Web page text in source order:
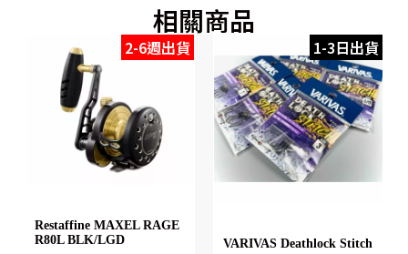
相關商品
2-6週出貨
Restaffine MAXEL RAGE
R80L BLK/LGD
1-3日出貨
VARIVAS Deathlock Stitch